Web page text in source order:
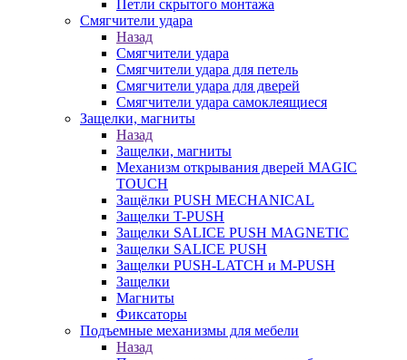
Петли скрытого монтажа
Смягчители удара
Назад
Смягчители удара
Смягчители удара для петель
Смягчители удара для дверей
Cмягчители удара самоклеящиеся
Защелки, магниты
Назад
Защелки, магниты
Механизм открывания дверей MAGIC
TOUCH
Защёлки PUSH MECHANICAL
Защелки T-PUSH
Защелки SALICE PUSH MAGNETIC
Защелки SALICE PUSH
Защелки PUSH-LATCH и M-PUSH
Защелки
Магниты
Фиксаторы
Подъемные механизмы для мебели
Назад